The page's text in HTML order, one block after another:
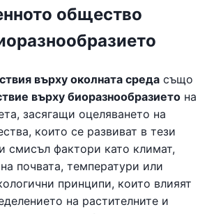
общество
върху околната среда също
върху биоразнообразието на
засягащи оцеляването на
които се развиват в тези
смисъл фактори като климат,
почвата, температури или
принципи, които влияят
на растителните и